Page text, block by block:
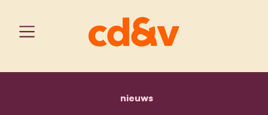
home
nieuwsveilig fietsen op een